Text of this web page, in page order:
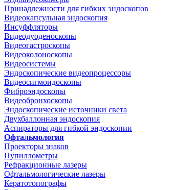
Принадлежности для гибких эндоскопов
Видеокапсульная эндоскопия
Инсуффляторы
Видеодуоденоскопы
Видеогастроскопы
Видеоколоноскопы
Видеосистемы
Эндоскопические видеопроцессоры
Видеосигмоидоскопы
Фиброэндоскопы
Видеобронхоскопы
Эндоскопические источники света
Двухбаллонная эндоскопия
Аспираторы для гибкой эндоскопии
Офтальмология
Проекторы знаков
Пупиллометры
Рефракционные лазеры
Офтальмологические лазеры
Кератотопографы